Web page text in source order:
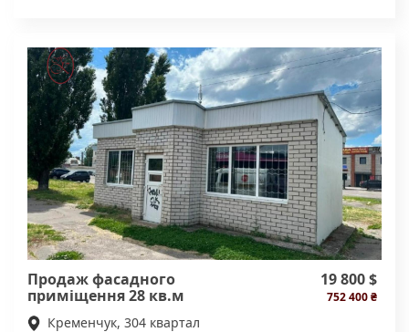
кухня-їдальня. Червона лінія центральної вулиці в
Крюкові. Приміщення підійде під медичний центр,
тренажерний зал, магазин, логістичний пункт,
волонтерський центр чи для громадьских об'єднаннь.
Пишіть та телефонуйте, відповім на питання
організую показ.
Продаж фасадного
приміщення 28 кв.м
19 800 $
752 400 ₴
Кременчук, 304 квартал